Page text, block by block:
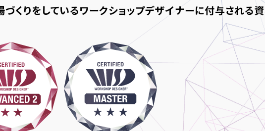
くりをしているワークショップデザイナーに付与される資